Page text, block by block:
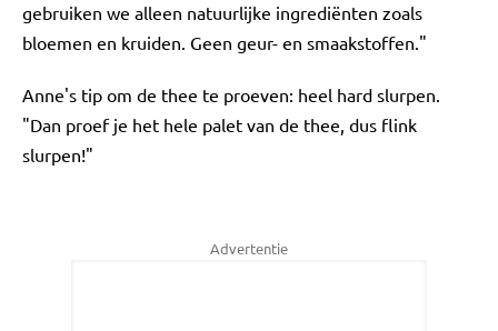
gebruiken we alleen natuurlijke ingrediënten zoals
bloemen en kruiden. Geen geur- en smaakstoffen."
Anne's tip om de thee te proeven: heel hard slurpen.
"Dan proef je het hele palet van de thee, dus flink
slurpen!"
Advertentie